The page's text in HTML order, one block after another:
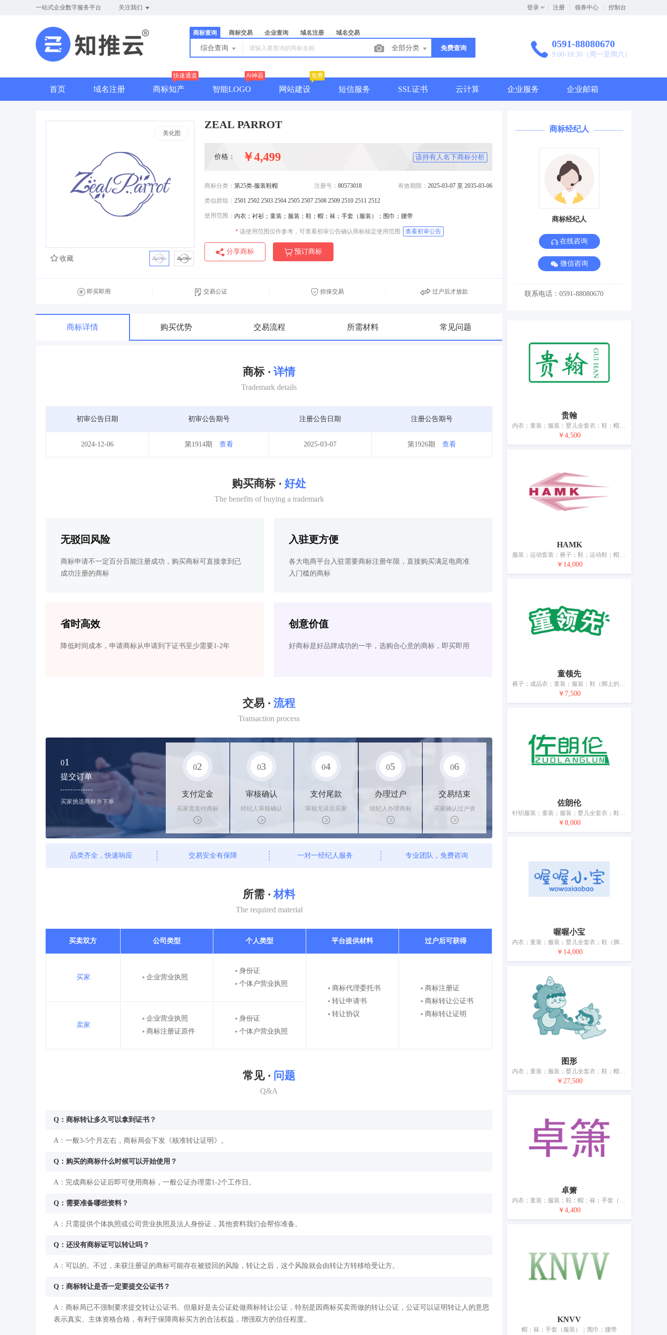
一站式企业数字服务平台 关注我们 登录 注册 领券中心 控制台
商标查询 商标交易 企业查询 域名注册 域名交易
综合查询 全部分类 免费查询 0591-88080670
9:00-18:30（周一至周六）
首页 域名注册 商标知产
快速通道
智能LOGO
Ai神器
网站建设
免费
短信服务 SSL证书 云计算 企业服务 企业邮箱
美化图
ZEAL PARROT
价格： ￥4,499 该持有人名下商标分析
商标分类： 第25类-服装鞋帽 注册号： 80573018 有效期限： 2025-03-07 至 2035-03-06
类似群组： 2501 2502 2503 2504 2505 2507 2508 2509 2510 2511 2512
使用范围： 内衣；衬衫；童装；服装；鞋；帽；袜；手套（服装）；围巾；腰带
* 该使用范围仅作参考，可查看初审公告确认商标核定使用范围 查看初审公告
分享商标
预订商标
收藏
即买即用 交易公证 担保交易 过户后才放款
商标详情 购买优势 交易流程 所需材料 常见问题
商标 · 详情
Trademark details
初审公告日期 初审公告期号 注册公告日期 注册公告期号
2024-12-06 第1914期 查看 2025-03-07 第1926期 查看
购买商标 · 好处
The benefits of buying a trademark
无驳回风险
商标申请不一定百分百能注册成功，购买商标可直接拿到已
成功注册的商标
入驻更方便
各大电商平台入驻需要商标注册年限，直接购买满足电商准
入门槛的商标
省时高效
降低时间成本，申请商标从申请到下证书至少需要1-2年
创意价值
好商标是好品牌成功的一半，选购合心意的商标，即买即用
交易 · 流程
Transaction process
01
提交订单
买家挑选商标并下单
02
支付定金
买家需支付商标
标价的10%的购
买订金
03
审核确认
经纪人审核确认
商标状态
04
支付尾款
审核无误后买家
支付尾款，卖家
办理相关手续
05
办理过户
经纪人办理商标
转让手续，交付
相关证书
06
交易结束
买家确认过户资
料后，平台解冻
资金支付卖家
品类齐全，快速响应 交易安全有保障 一对一经纪人服务 专业团队，免费咨询
所需 · 材料
The required material
买卖双方 公司类型 个人类型 平台提供材料 过户后可获得
买家 企业营业执照
身份证
个体户营业执照
商标代理委托书
转让申请书
转让协议
商标注册证
商标转让公证书
商标转让证明
卖家
企业营业执照
商标注册证原件
身份证
个体户营业执照
常见 · 问题
Q&A
Q：商标转让多久可以拿到证书？
A：一般3-5个月左右，商标局会下发《核准转让证明》。
Q：购买的商标什么时候可以开始使用？
A：完成商标公证后即可使用商标，一般公证办理需1-2个工作日。
Q：需要准备哪些资料？
A：只需提供个体执照或公司营业执照及法人身份证，其他资料我们会帮你准备。
Q：还没有商标证可以转让吗？
A：可以的。不过，未获注册证的商标可能存在被驳回的风险，转让之后，这个风险就会由转让方转移给受让方。
Q：商标转让是否一定要提交公证书？
A：商标局已不强制要求提交转让公证书。但最好是去公证处做商标转让公证，特别是因商标买卖而做的转让公证，公证可以证明转让人的意思
表示真实、主体资格合格，有利于保障商标买方的合法权益，增强双方的信任程度。
商标经纪人
商标经纪人
在线咨询
微信咨询
联系电话：0591-88080670
贵翰
内衣；童装；服装；婴儿全套衣；鞋；帽；袜；手套（服装）；围巾；腰带
￥4,500
HAMK
服装；运动套装；裤子；鞋；运动鞋；帽；手套（服装）；围巾；皮带（服饰用）
￥14,000
童领先
裤子；成品衣；童装；服装；鞋（脚上的穿着物）；帽；袜；手套（服装）；围巾；婚纱
￥7,500
佐朗伦
针织服装；童装；服装；婴儿全套衣；鞋（脚上的穿着物）；帽；袜；手套（服装）；围巾；皮带（服饰用）
￥8,000
喔喔小宝
内衣；童装；服装；婴儿全套衣；鞋（脚上的穿着物）；帽子；袜；手套（服装）；围巾；皮带（服饰用）
￥14,000
图形
内衣；童装；服装；婴儿全套衣；鞋；帽；袜；手套（服装）；围巾；皮带（服饰用）
￥27,500
卓箫
内衣；童装；服装；鞋；帽；袜；手套（服装）；领带；皮带（服饰用）；婚纱
￥4,400
KNVV
帽；袜；手套（服装）；围巾；腰带